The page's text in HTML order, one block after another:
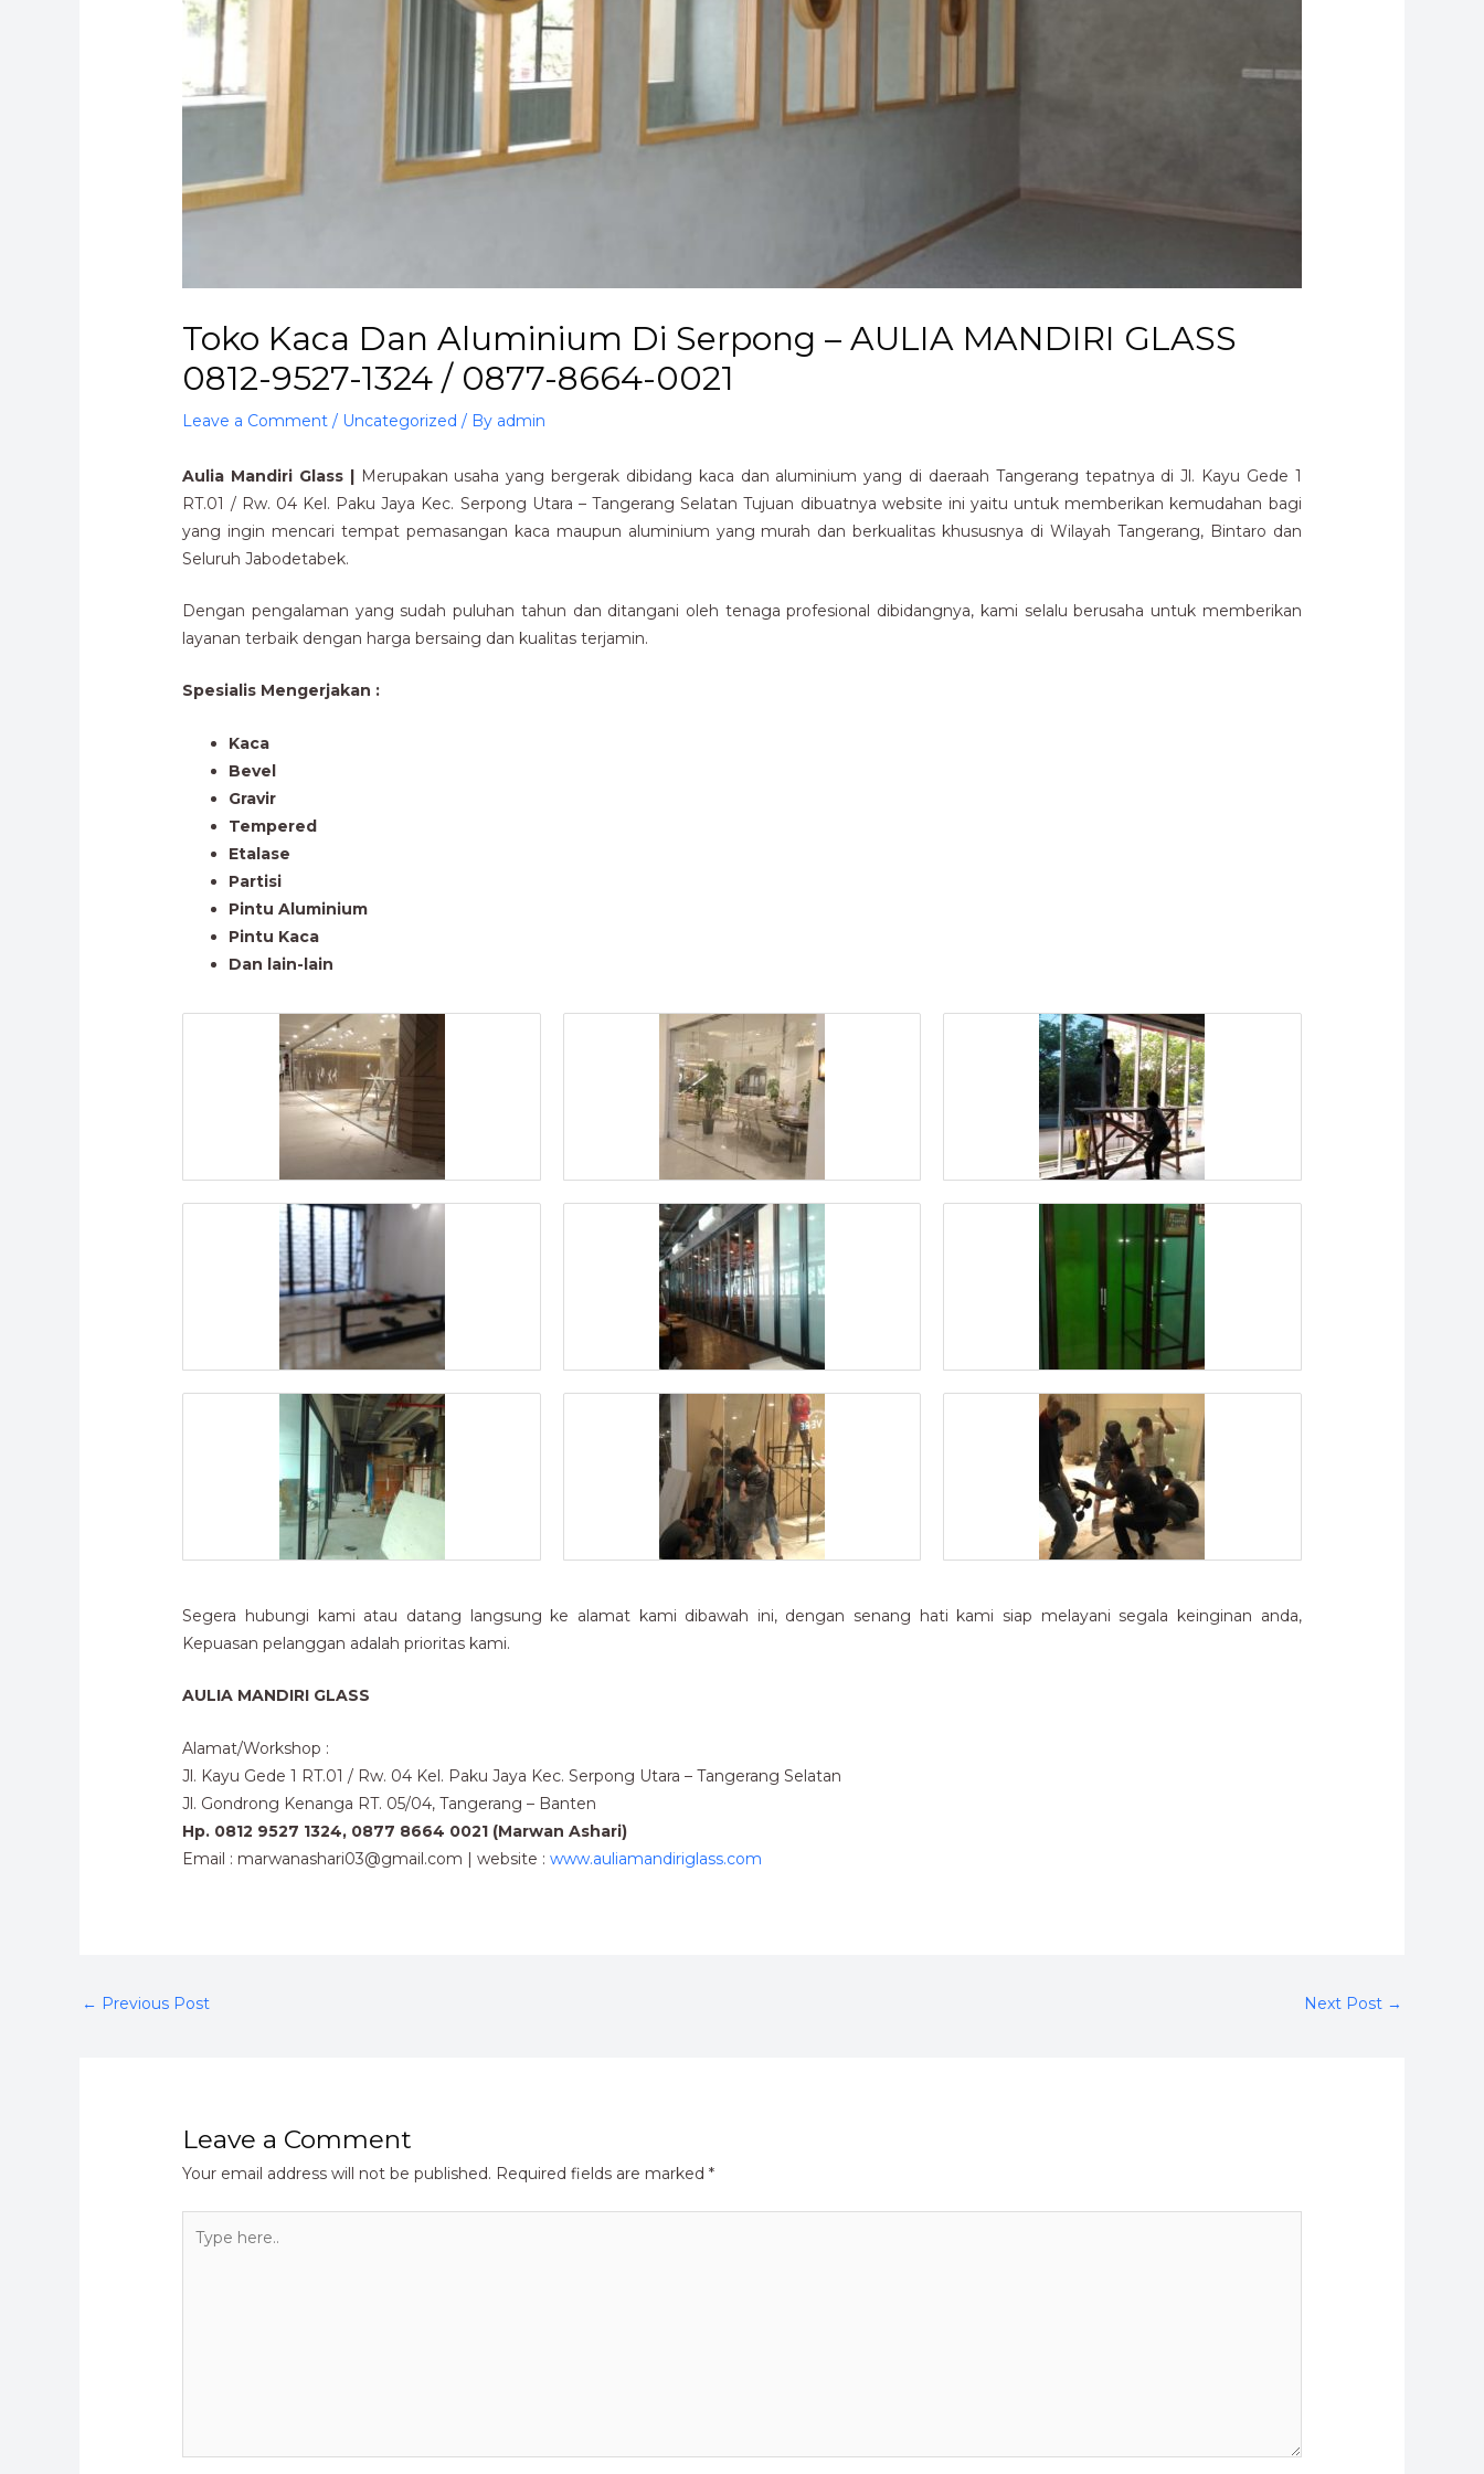
Toko Kaca Dan Aluminium Di Serpong – AULIA MANDIRI GLASS
0812-9527-1324 / 0877-8664-0021
Leave a Comment / Uncategorized / By admin
Aulia Mandiri Glass |Merupakan usaha yang bergerak dibidang kaca dan aluminium yang di daeraah Tangerang tepatnya di Jl. Kayu Gede 1
RT.01 / Rw. 04 Kel. Paku Jaya Kec. Serpong Utara – Tangerang Selatan Tujuan dibuatnya website ini yaitu untuk memberikan kemudahan bagi
yang ingin mencari tempat pemasangan kaca maupun aluminium yang murah dan berkualitas khususnya di Wilayah Tangerang, Bintaro dan
Seluruh Jabodetabek.
Dengan pengalaman yang sudah puluhan tahun dan ditangani oleh tenaga profesional dibidangnya, kami selalu berusaha untuk memberikan
layanan terbaik dengan harga bersaing dan kualitas terjamin.
Spesialis Mengerjakan :
Kaca
Bevel
Gravir
Tempered
Etalase
Partisi
Pintu Aluminium
Pintu Kaca
Dan lain-lain
Segera hubungi kami atau datang langsung ke alamat kami dibawah ini, dengan senang hati kami siap melayani segala keinginan anda,
Kepuasan pelanggan adalah prioritas kami.
AULIA MANDIRI GLASS
Alamat/Workshop :
Jl. Kayu Gede 1 RT.01 / Rw. 04 Kel. Paku Jaya Kec. Serpong Utara – Tangerang Selatan
Jl. Gondrong Kenanga RT. 05/04, Tangerang – Banten
Hp. 0812 9527 1324, 0877 8664 0021 (Marwan Ashari)
Email : marwanashari03@gmail.com | website :www.auliamandiriglass.com
← Previous Post Next Post →
Leave a Comment
Your email address will not be published. Required fields are marked*
here..